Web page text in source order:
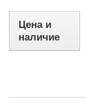
Цена и
наличие